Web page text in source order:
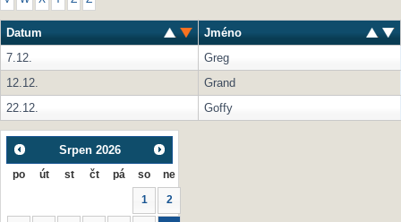
Datum
Jméno
7.12.
Greg
12.12.
Grand
22.12.
Goffy
Srpen 2026
po út st čt pá so ne
1 2